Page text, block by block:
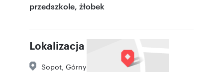
przedszkole, żłobek
Lokalizacja
Sopot Górny